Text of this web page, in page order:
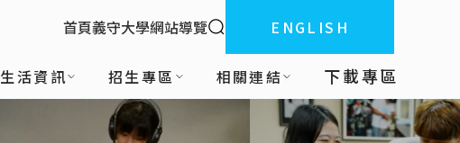
:::
首頁義守大學網站導覽 全站搜索ENGLISH
生活資訊 招生專區 相關連結 下載專區